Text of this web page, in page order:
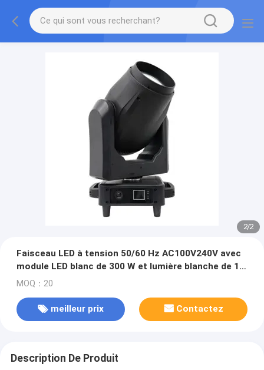
2/2
Faisceau LED à tension 50/60 Hz AC100V240V avec
module LED blanc de 300 W et lumière blanche de 14
couleurs
MOQ：20
meilleur prix Contactez
Description De Produit